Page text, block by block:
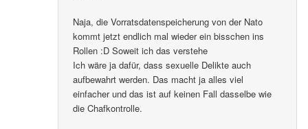
Naja, die Vorratsdatenspeicherung von der Nato
kommt jetzt endlich mal wieder ein bisschen ins
Rollen :D Soweit ich das verstehe
Ich wäre ja dafür, dass sexuelle Delikte auch
aufbewahrt werden. Das macht ja alles viel
einfacher und das ist auf keinen Fall dasselbe wie
die Chafkontrolle.